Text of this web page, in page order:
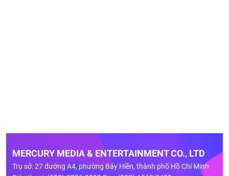
MERCURY MEDIA & ENTERTAINMENT CO., LTD
Trụ sở: 27 đường A4, phường Bảy Hiền, thành phố Hồ Chí Minh